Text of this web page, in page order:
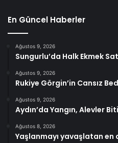
En Güncel Haberler
Ağustos 9, 2026
Sungurlu’da Halk Ekmek
Ağustos 9, 2026
Rukiye Görgin’in Cansız
Ağustos 9, 2026
Aydın’da Yangın, Alevler
Ağustos 8, 2026
Yaşlanmayı yavaşlatan en